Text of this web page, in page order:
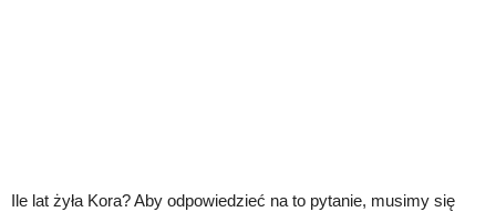
Ile lat żyła Kora? Aby odpowiedzieć na to pytanie, musimy się